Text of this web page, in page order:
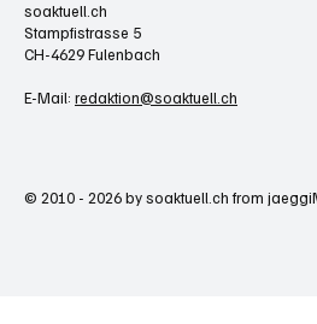
soaktuell.ch
Stampfistrasse 5
CH-4629 Fulenbach
E-Mail: redaktion@soaktuell.ch
© 2010 - 2026 by soaktuell.ch from